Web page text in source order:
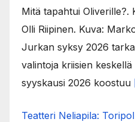
Mitä tapahtui Oliverille?.
Olli Riipinen. Kuva:
Jurkan syksy 2026
valintoja kriisien
syyskausi 2026 koostuu
Teatteri Neliapila: